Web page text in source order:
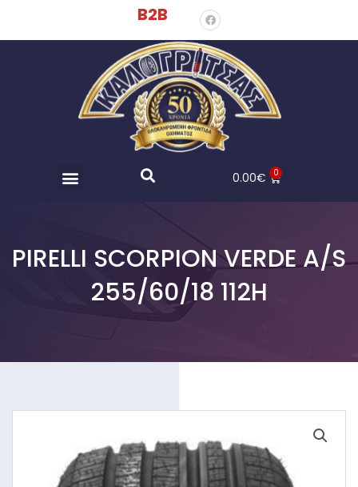
B2B
0.00€ 0
PIRELLI SCORPION VERDE A/S
255/60/18 112H